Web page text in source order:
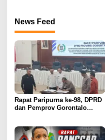
News Feed
Rapat Paripurna ke-98, DPRD
dan Pemprov Gorontalo